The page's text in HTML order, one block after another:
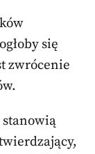
się
zwrócenie